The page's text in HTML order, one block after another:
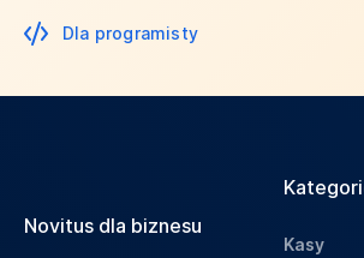
Dla programisty
Novitus dla biznesu
Kasy